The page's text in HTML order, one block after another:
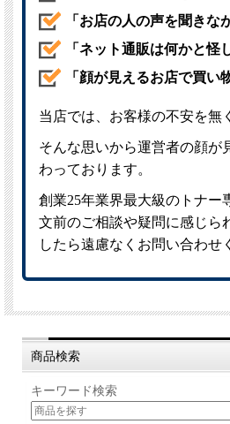
商品検索
キーワード検索